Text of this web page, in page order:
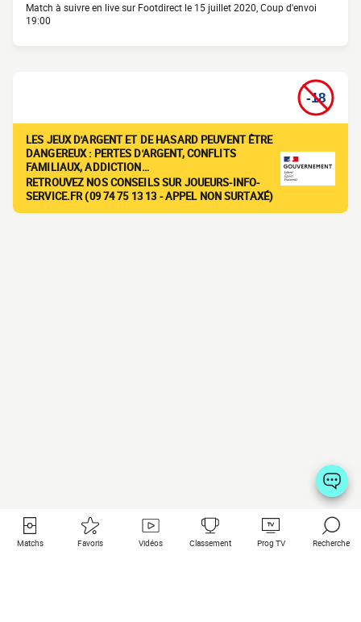
Match à suivre en live sur Footdirect le 15 juillet 2020, Coup d'envoi
19:00
LES JEUX D'ARGENT ET DE HASARD PEUVENT ÊTRE
DANGEREUX : PERTES D'ARGENT, CONFLITS
FAMILIAUX, ADDICTION…
RETROUVEZ NOS CONSEILS SUR JOUEURS-INFO-
SERVICE.FR (09 74 75 13 13 - APPEL NON SURTAXÉ)
Matchs Favoris Vidéos Classement Prog TV Recherche